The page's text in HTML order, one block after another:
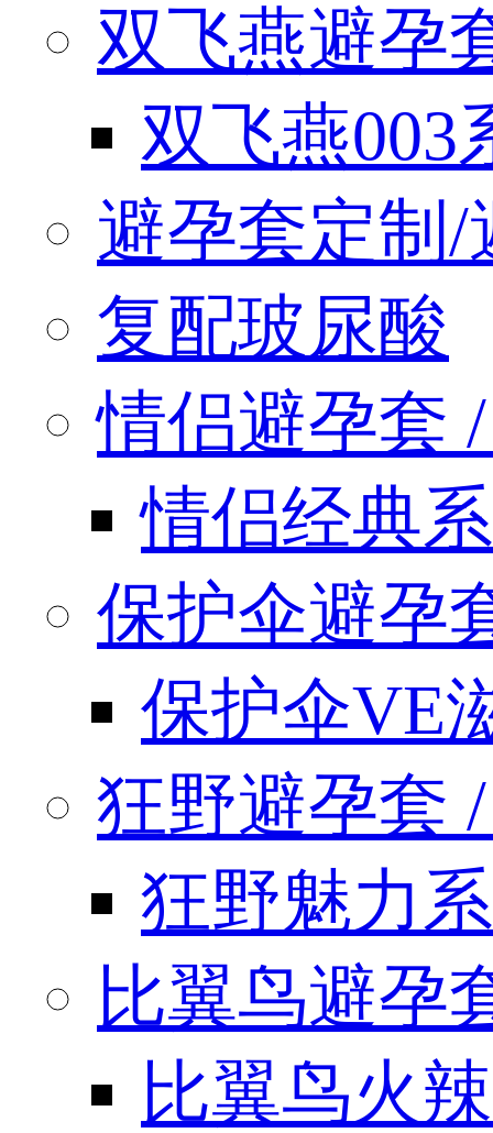
双飞燕避孕
双飞燕003
避孕套定制/
复配玻尿酸
情侣避孕套
情侣经典
保护伞避孕
保护伞VE
狂野避孕套 /
狂野魅力
比翼鸟避孕
比翼鸟火